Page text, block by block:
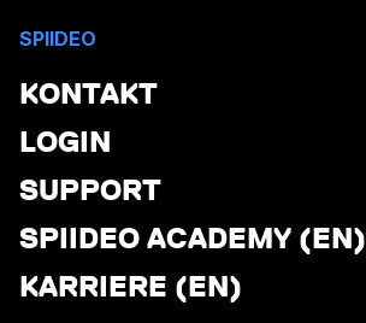
SPIIDEO
KONTAKT
LOGIN
SUPPORT
SPIIDEO ACADEMY (EN)
KARRIERE (EN)